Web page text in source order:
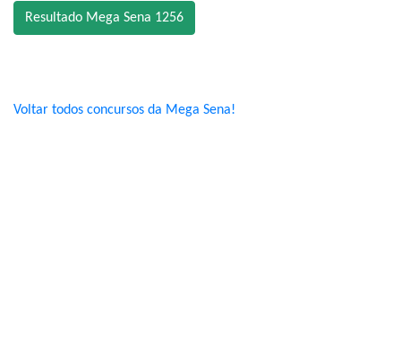
Resultado Mega Sena 1256
Voltar todos concursos da Mega Sena!